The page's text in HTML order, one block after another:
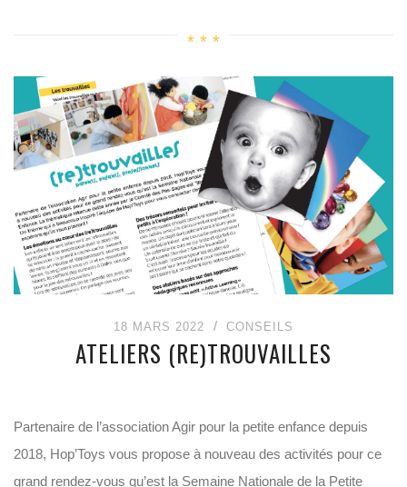
18 MARS 2022 CONSEILS
ATELIERS (RE)TROUVAILLES
Partenaire de l’association Agir pour la petite enfance depuis
2018, Hop’Toys vous propose à nouveau des activités pour ce
grand rendez-vous qu’est la Semaine Nationale de la Petite